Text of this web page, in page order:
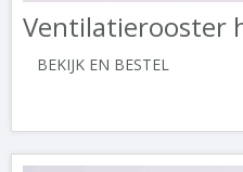
BEKIJK EN BESTEL